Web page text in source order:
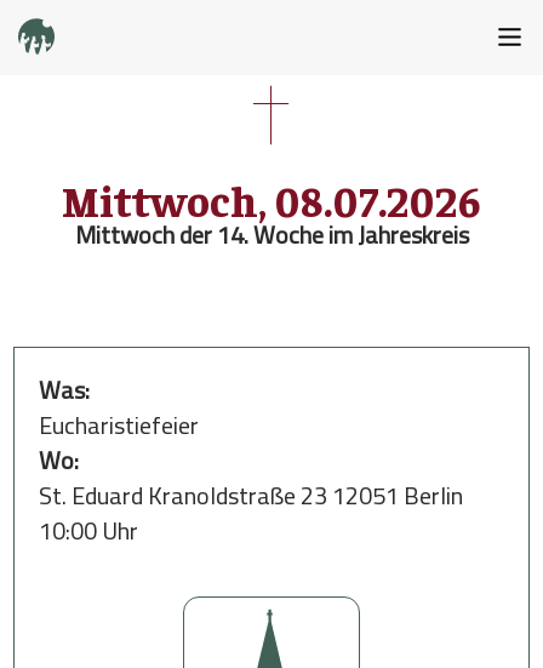
Mittwoch, 08.07.2026
Mittwoch der 14. Woche im Jahreskreis
Was:
Eucharistiefeier
Wo:
St. Eduard Kranoldstraße 23 12051 Berlin
10:00 Uhr